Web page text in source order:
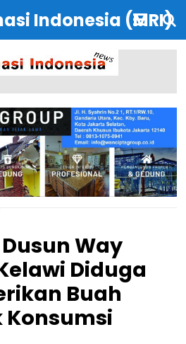
Indonesia (MRI)
Way
Diduga
Buah